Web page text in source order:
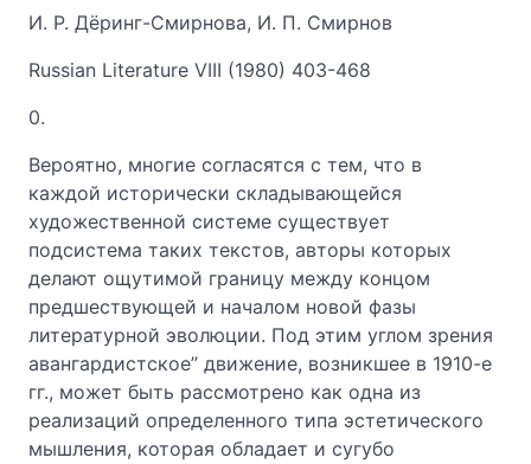
И. Р. Дёринг-Смирнова, И. П. Смирнов
Russian Literature VIII (1980) 403-468
0.
Вероятно, многие согласятся с тем, что в
каждой исторически складывающейся
художественной системе существует
подсистема таких текстов, авторы которых
делают ощутимой границу между концом
предшествующей и началом новой фазы
литературной эволюции. Под этим углом зрения
авангардистское” движение, возникшее в 1910-е
гг., может быть рассмотрено как одна из
реализаций определенного типа эстетического
мышления, которая обладает и сугубо